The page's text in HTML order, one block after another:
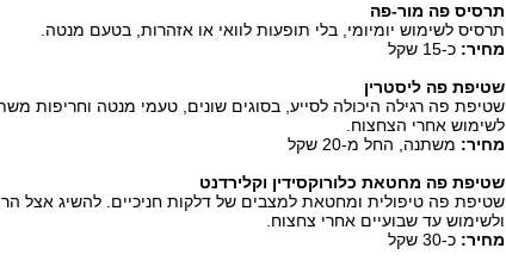
תרסיס פה מור-פה
תרסיס לשימוש יומיומי, בלי תופעות לוואי או אזהרות, בטעם מנטה.
מחיר: כ-15 שקל
שטיפת פה ליסטרין
שטיפת פה רגילה היכולה לסייע, בסוגים שונים, טעמי מנטה וחריפות
לשימוש אחרי הצחצוח.
מחיר: משתנה, החל מ-20 שקל
שטיפת פה מחטאת כלורוקסידין וקלירדנט
שטיפת פה טיפולית ומחטאת למצבים של דלקות חניכיים. להשיג אצל
ולשימוש עד שבועיים אחרי צחצוח.
מחיר: כ-30 שקל